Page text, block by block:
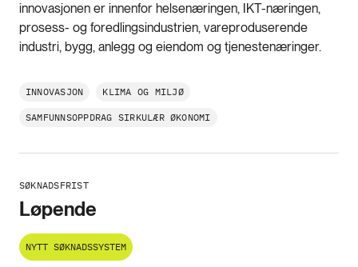
innovasjonen er innenfor helsenæringen, IKT-næringen,
prosess- og foredlingsindustrien, vareproduserende
industri, bygg, anlegg og eiendom og tjenestenæringer.
INNOVASJON KLIMA OG MILJØ
SAMFUNNSOPPDRAG SIRKULÆR ØKONOMI
SØKNADSFRIST
Løpende
NYTT SØKNADSSYSTEM